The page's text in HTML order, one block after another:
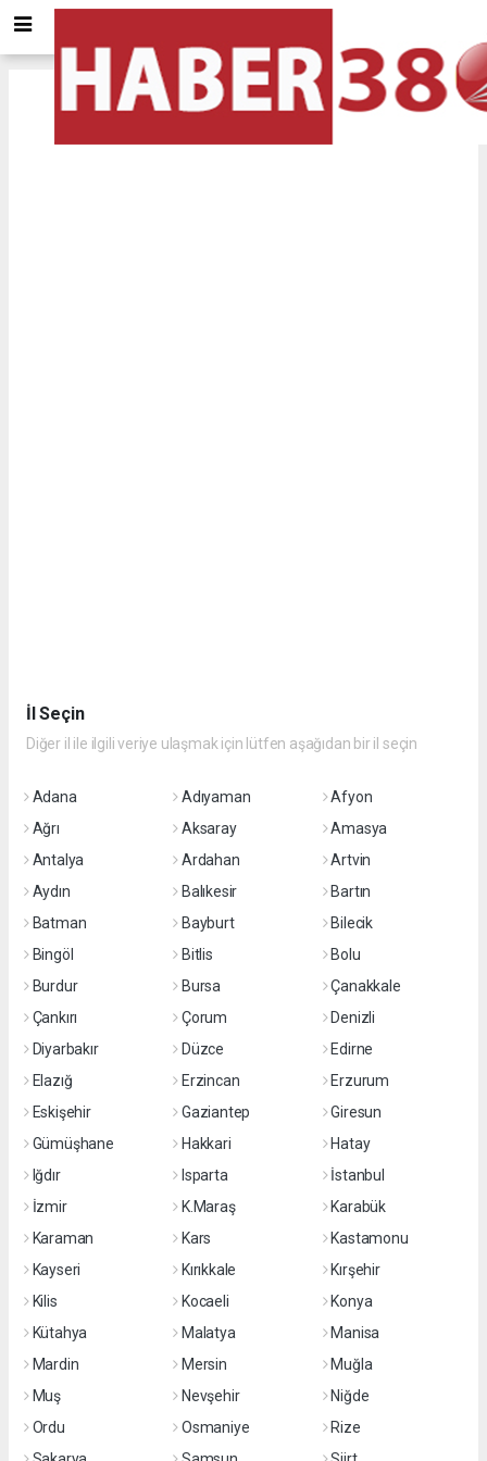
Balıkesiriçin Tol ve Trafik durumu
İl Seçin
Diğer il ile ilgili veriye ulaşmak için lütfen aşağıdan bir il seçin
Adana Adıyaman
Afyon
Ağrı
Aksaray
Amasya
Antalya
Ardahan
Artvin
Aydın
Balıkesir
Bartın
Batman
Bayburt
Bilecik
Bingöl
Bitlis
Bolu
Burdur
Bursa
Çanakkale
Çankırı
Çorum
Denizli
Diyarbakır
Düzce
Edirne
Elazığ
Erzincan
Erzurum
Eskişehir
Gaziantep
Giresun
Gümüşhane
Hakkari
Hatay
Iğdır
Isparta
İstanbul
İzmir
K.Maraş
Karabük
Karaman
Kars
Kastamonu
Kayseri
Kırıkkale
Kırşehir
Kilis
Kocaeli
Konya
Kütahya
Malatya
Manisa
Mardin
Mersin
Muğla
Muş
Nevşehir
Niğde
Ordu
Osmaniye
Rize